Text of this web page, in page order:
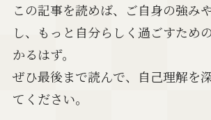
この記事を読めば、ご自身の強み
し、もっと自分らしく過ごすため
かるはず。
ぜひ最後まで読んで、自己理解を
てください。